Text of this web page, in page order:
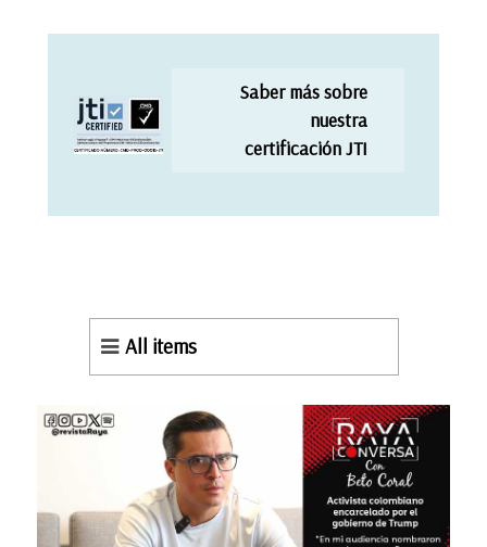
Saber más sobre
nuestra
certificación JTI
All items